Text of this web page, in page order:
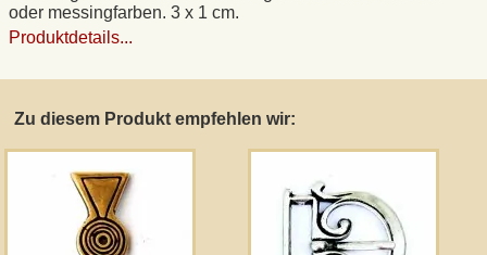
oder messingfarben. 3 x 1 cm.
Produktdetails...
Zu diesem Produkt empfehlen wir:
Widerrufsrecht
Anfertigung von Museumsrepliken
Mittelalter-Großhandel